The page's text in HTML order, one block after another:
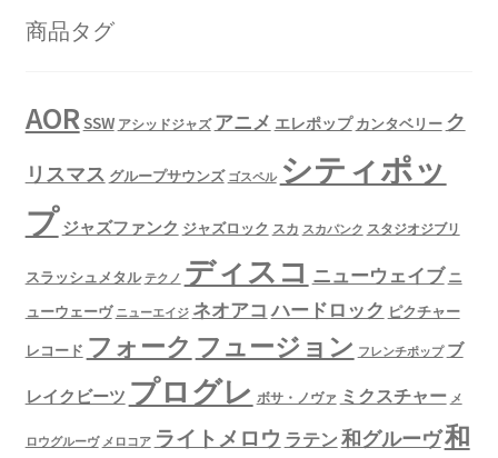
商品タグ
AORSSW アシッドジャズ アニメ エレポップ カンタベリー ク
リスマス グループサウンズ ゴスペル シティポッ
プ ジャズファンク ジャズロック スカ スカパンク スタジオジブリ
スラッシュメタル テクノ ディスコ ニューウェイブ ニ
ューウェーヴ ニューエイジ ネオアコ ハードロック ピクチャー
レコード フォーク フュージョン フレンチポップ ブ
レイクビーツ プログレ ボサ・ノヴァ ミクスチャー メ
ロウグルーヴ メロコア ライトメロウ ラテン 和グルーヴ和